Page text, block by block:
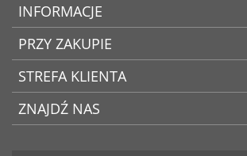
INFORMACJE
PRZY ZAKUPIE
STREFA KLIENTA
ZNAJDŹ NAS